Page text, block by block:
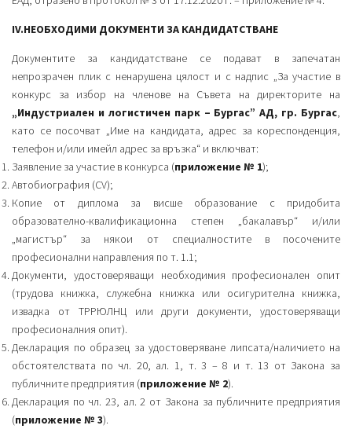
IV.НЕОБХОДИМИ ДОКУМЕНТИ ЗА КАНДИДАТСТВАНЕ
Документите за кандидатстване се подават в запечатан
непрозрачен плик с ненарушена цялост и с надпис „За участие в
конкурс за избор на членове на Съвета на директорите на
„Индустриален и логистичен парк – Бургас” АД, гр. Бургас,
като се посочват „Име на кандидата, адрес за кореспонденция,
телефон и/или имейл адрес за връзка“ и включват:
Заявление за участие в конкурса (приложение № 1);
Автобиография (CV);
Копие от диплома за висше образование с придобита
образователно-квалификационна степен „бакалавър“ и/или
„магистър“ за някои от специалностите в посочените
професионални направления по т. 1.1;
Документи, удостоверяващи необходимия професионален опит
(трудова книжка, служебна книжка или осигурителна книжка,
извадка от ТРРЮЛНЦ или други документи, удостоверяващи
професионалния опит).
Декларация по образец за удостоверяване липсата/наличието на
обстоятелствата по чл. 20, ал. 1, т. 3 – 8 и т. 13 от Закона за
публичните предприятия (приложение № 2).
Декларация по чл. 23, ал. 2 от Закона за публичните предприятия
(приложение № 3).